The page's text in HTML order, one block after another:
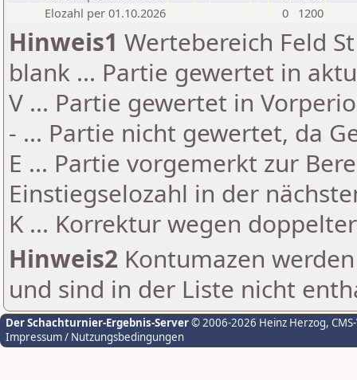
Elozahl per 01.10.2026
0 1200
Hinweis1 Wertebereich Feld
blank ... Partie gewertet in
V ... Partie gewertet in
- ... Partie nicht gewertet, da
E ... Partie vorgemerkt zur
Einstiegselozahl in der
K ... Korrektur wegen
Hinweis2 Kontumazen
und sind in der Liste nicht
Der Schachturnier-Ergebnis-Server© 2006-2026 Heinz Herzog,
Impressum / Nutzungsbedingungen